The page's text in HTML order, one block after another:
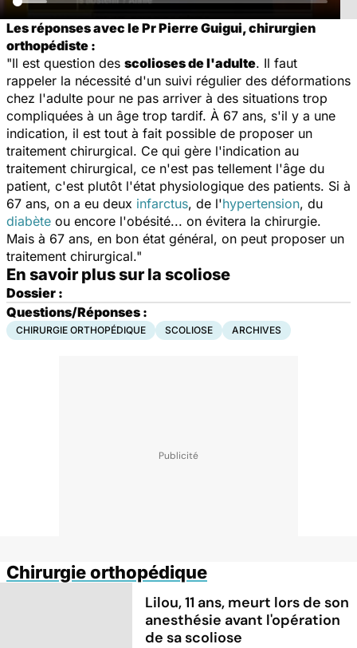
Les réponses avec le Pr Pierre Guigui, chirurgien
orthopédiste :
"Il est question des scolioses de l'adulte. Il faut
rappeler la nécessité d'un suivi régulier des déformations
chez l'adulte pour ne pas arriver à des situations trop
compliquées à un âge trop tardif. À 67 ans, s'il y a une
indication, il est tout à fait possible de proposer un
traitement chirurgical. Ce qui gère l'indication au
traitement chirurgical, ce n'est pas tellement l'âge du
patient, c'est plutôt l'état physiologique des patients. Si à
67 ans, on a eu deux infarctus, de l'hypertension, du
diabète ou encore l'obésité... on évitera la chirurgie.
Mais à 67 ans, en bon état général, on peut proposer un
traitement chirurgical."
En savoir plus sur la scoliose
Dossier :
Questions/Réponses :
CHIRURGIE ORTHOPÉDIQUE SCOLIOSE ARCHIVES
Chirurgie orthopédique
Lilou, 11 ans, meurt lors de son
anesthésie avant l'opération
de sa scoliose